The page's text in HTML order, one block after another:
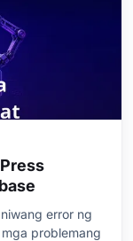
error ng
problemang